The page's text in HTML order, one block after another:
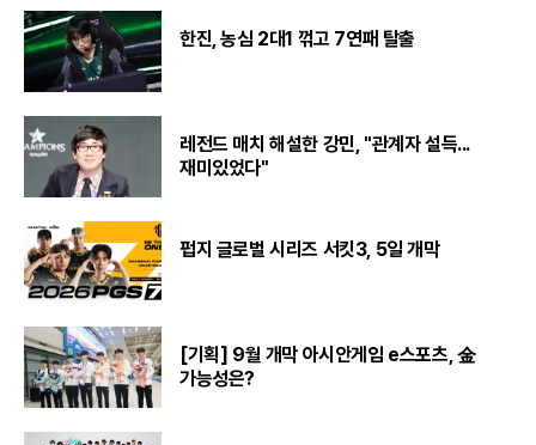
한진, 농심 2대1 꺾고 7연패 탈출
레전드 매치 해설한 강민, "관계자 설득...
재미있었다"
펍지 글로벌 시리즈 서킷3, 5일 개막
[기획] 9월 개막 아시안게임 e스포츠, 金
가능성은?